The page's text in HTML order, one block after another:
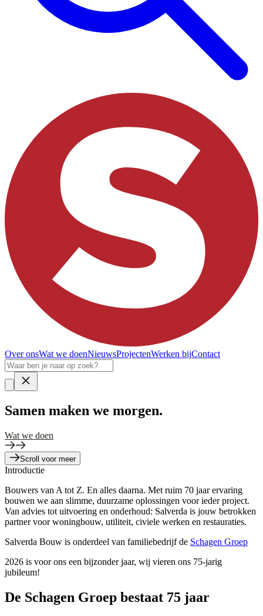
Over onsWat we doenNieuwsProjectenWerken bijContact
Samen maken we morgen.
Wat we doen
Scroll voor meer
Introductie
Bouwers van A tot Z. En alles daarna. Met ruim 70 jaar ervaring
bouwen we aan slimme, duurzame oplossingen voor ieder project.
Van advies tot uitvoering en onderhoud: Salverda is jouw betrokken
partner voor woningbouw, utiliteit, civiele werken en restauraties.
Salverda Bouw is onderdeel van familiebedrijf de Schagen Groep
2026 is voor ons een bijzonder jaar, wij vieren ons 75-jarig
jubileum!
De Schagen Groep bestaat 75 jaar